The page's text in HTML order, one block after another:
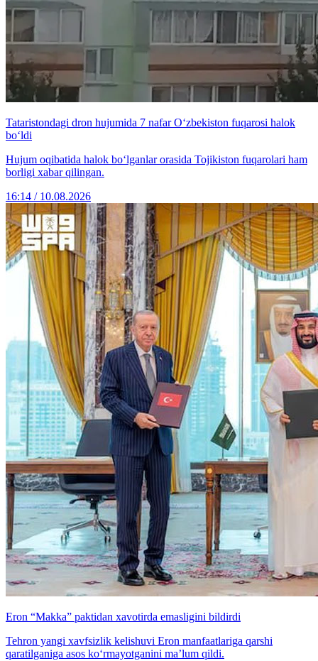
Tataristondagi dron hujumida 7 nafar O‘zbekiston fuqarosi halok
bo‘ldi
Hujum oqibatida halok bo‘lganlar orasida Tojikiston fuqarolari ham
borligi xabar qilingan.
16:14 / 10.08.2026
Eron “Makka” paktidan xavotirda emasligini bildirdi
Tehron yangi xavfsizlik kelishuvi Eron manfaatlariga qarshi
qaratilganiga asos ko‘rmayotganini ma’lum qildi.